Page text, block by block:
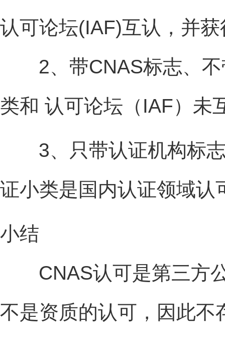
认可论坛(IAF)互认，并
2、带CNAS标志、不
类和 认可论坛（IAF）未
3、只带认证机构标志
证小类是国内认证领域认
小结
CNAS认可是第三方公
不是资质的认可，因此不